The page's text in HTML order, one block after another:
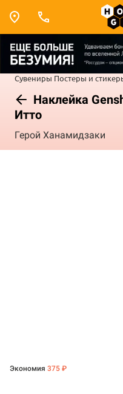
Сувениры Постеры и
Наклейка
Итто
Герой Ханамидзаки
Экономия 375 ₽